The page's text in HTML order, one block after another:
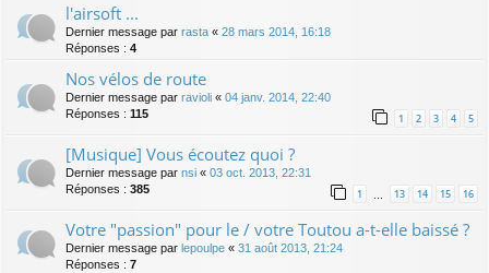
l'airsoft ...
Dernier message par rasta « 28 mars 2014, 16:18
Réponses : 4
Nos vélos de route
Dernier message par ravioli « 04 janv. 2014, 22:40
Réponses : 115 1 2 3 4 5
[Musique] Vous écoutez quoi ?
Dernier message par nsi « 03 oct. 2013, 22:31
Réponses : 385 1 … 13 14 15 16
Votre "passion" pour le / votre Toutou a-t-elle baissé ?
Dernier message par lepoulpe « 31 août 2013, 21:24
Réponses : 7